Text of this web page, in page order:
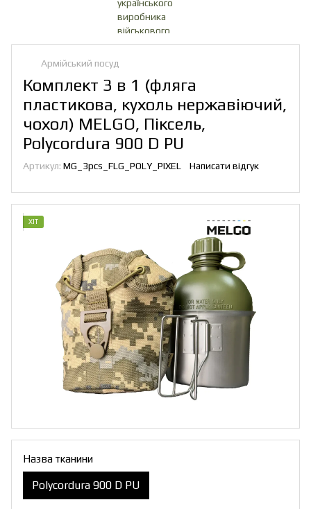
Армійський посуд
Комплект 3 в 1 (фляга
пластикова, кухоль нержавіючий,
чохол) MELGO, Піксель,
Polycordura 900 D PU
Артикул: MG_3pcs_FLG_POLY_PIXEL Написати відгук
ХІТ
Назва тканини
Polycordura 900 D PU